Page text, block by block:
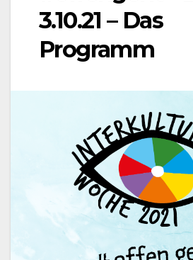
3.10.21 – Das
Programm